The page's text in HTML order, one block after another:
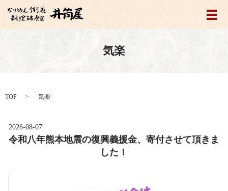
メ
気楽
TOP 気楽
2026-08-07
令和八年熊本地震の復興義援金、寄付させて頂きま
した！